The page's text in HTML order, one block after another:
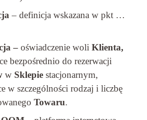
– definicja wskazana w pkt …
– oświadczenie woli Klienta,
bezpośrednio do rezerwacji
w Sklepie stacjonarnym,
w szczególności rodzaj i liczbę
Towaru.